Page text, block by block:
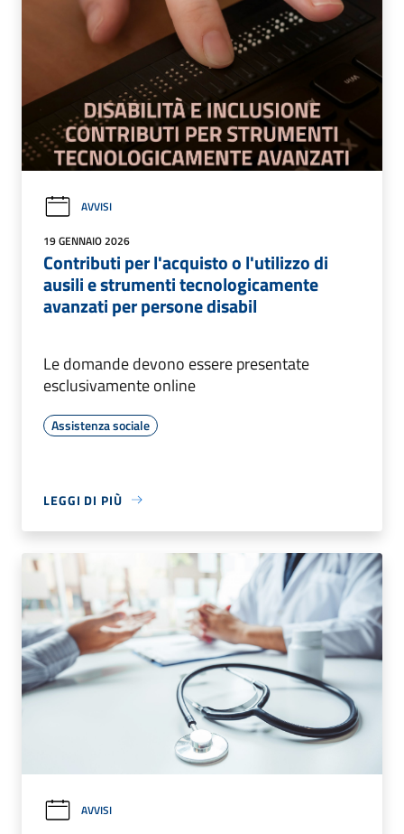
AVVISI
19 GENNAIO 2026
Contributi per l'acquisto o l'utilizzo di
ausili e strumenti tecnologicamente
avanzati per persone disabil
Le domande devono essere presentate
esclusivamente online
Assistenza sociale
LEGGI DI PIÙ
AVVISI